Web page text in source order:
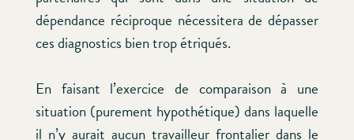
dépendance réciproque nécessitera de dépasser
ces diagnostics bien trop étriqués.
En faisant l’exercice de comparaison à une
situation (purement hypothétique) dans laquelle
il n’y aurait aucun travailleur frontalier dans le